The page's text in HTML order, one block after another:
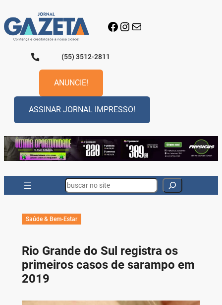
para
o
conteúdo
Facebook
Instagram
E-mail
(55) 3512-2811
ANUNCIE!
ASSINAR JORNAL IMPRESSO!
Search
Saúde & Bem-Estar
Rio Grande do Sul registra os
primeiros casos de sarampo em
2019